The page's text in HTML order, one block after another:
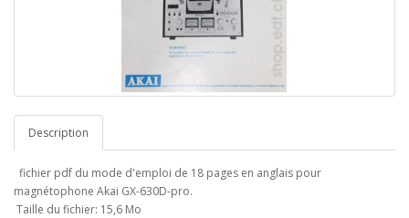
Description
fichier pdf du mode d'emploi de 18 pages en anglais pour
magnétophone Akai GX-630D-pro.
Taille du fichier: 15,6 Mo